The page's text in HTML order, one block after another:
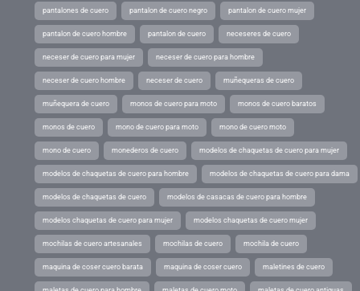
pantalones de cuero pantalon de cuero negro pantalon de cuero mujer
pantalon de cuero hombre pantalon de cuero neceseres de cuero
neceser de cuero para mujer neceser de cuero para hombre
neceser de cuero hombre neceser de cuero muñequeras de cuero
muñequera de cuero monos de cuero para moto monos de cuero baratos
monos de cuero mono de cuero para moto mono de cuero moto
mono de cuero monederos de cuero modelos de chaquetas de cuero para mujer
modelos de chaquetas de cuero para hombre modelos de chaquetas de cuero para dama
modelos de chaquetas de cuero modelos de casacas de cuero para hombre
modelos chaquetas de cuero para mujer modelos chaquetas de cuero mujer
mochilas de cuero artesanales mochilas de cuero mochila de cuero
maquina de coser cuero barata maquina de coser cuero maletines de cuero